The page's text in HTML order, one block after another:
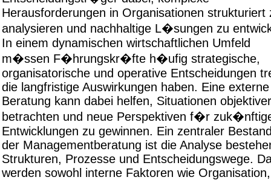
Herausforderungen in Organisationen strukturiert
analysieren und nachhaltige L�sungen zu
In einem dynamischen wirtschaftlichen Umfeld
m�ssen F�hrungskr�fte h�ufig strategische,
organisatorische und operative Entscheidungen
die langfristige Auswirkungen haben. Eine externe
Beratung kann dabei helfen, Situationen
betrachten und neue Perspektiven f�r
Entwicklungen zu gewinnen. Ein zentraler
der Managementberatung ist die Analyse
Strukturen, Prozesse und Entscheidungswege.
werden sowohl interne Faktoren wie Organisation,